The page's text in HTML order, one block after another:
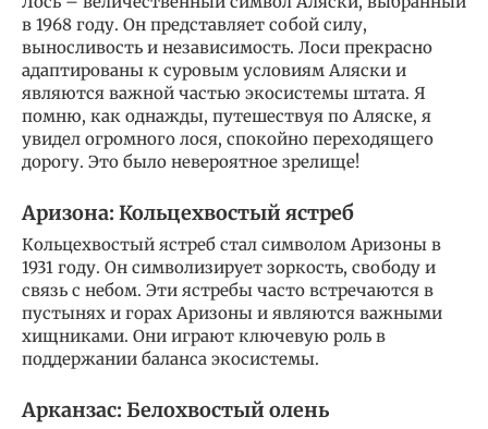
в 1968 году. Он представляет собой силу,
выносливость и независимость. Лоси прекрасно
адаптированы к суровым условиям Аляски и
являются важной частью экосистемы штата. Я
помню, как однажды, путешествуя по Аляске, я
увидел огромного лося, спокойно переходящего
дорогу. Это было невероятное зрелище!
Аризона: Кольцехвостый ястреб
Кольцехвостый ястреб стал символом Аризоны в
1931 году. Он символизирует зоркость, свободу и
связь с небом. Эти ястребы часто встречаются в
пустынях и горах Аризоны и являются важными
хищниками. Они играют ключевую роль в
поддержании баланса экосистемы.
Арканзас: Белохвостый олень